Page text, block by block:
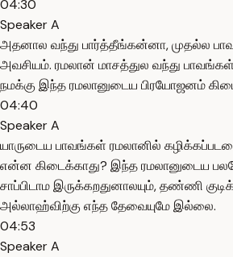
04:30
Speaker A
அதனால வந்து பார்த்தீங்கன்னா, முதல்ல
அவசியம். ரமலான் மாசத்துல வந்து
நமக்கு இந்த ரமலானுடைய பிரயோஜனம்
04:40
Speaker A
யாருடைய பாவங்கள் ரமலானில்
என்ன கிடைக்காது? இந்த ரமலானுடைய
சாப்பிடாம இருக்கறதுனாலயும், தண்ணி
அல்லாஹ்விற்கு எந்த தேவையுமே இல்லை.
04:53
Speaker A